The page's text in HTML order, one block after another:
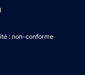
: non-conforme